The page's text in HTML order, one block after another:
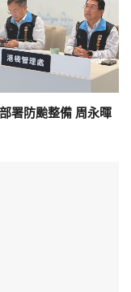
署防颱整備 周永暉